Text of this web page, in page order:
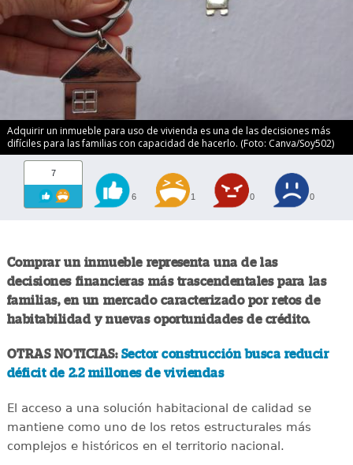
Adquirir un inmueble para uso de vivienda es una de las decisiones más
difíciles para las familias con capacidad de hacerlo. (Foto: Canva/Soy502)
7
6 1 0 0
Comprar un inmueble representa una de las
decisiones financieras más trascendentales para las
familias, en un mercado caracterizado por retos de
habitabilidad y nuevas oportunidades de crédito.
OTRAS NOTICIAS: Sector construcción busca reducir
déficit de 2.2 millones de viviendas
El acceso a una solución habitacional de calidad se
mantiene como uno de los retos estructurales más
complejos e históricos en el territorio nacional.